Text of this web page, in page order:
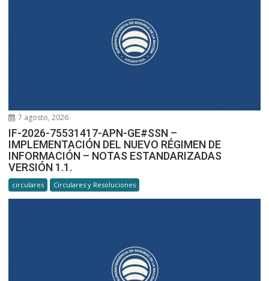
7 agosto, 2026
IF-2026-75531417-APN-GE#SSN –
IMPLEMENTACIÓN DEL NUEVO RÉGIMEN DE
INFORMACIÓN – NOTAS ESTANDARIZADAS
VERSIÓN 1.1.
circulares Circulares y Resoluciones